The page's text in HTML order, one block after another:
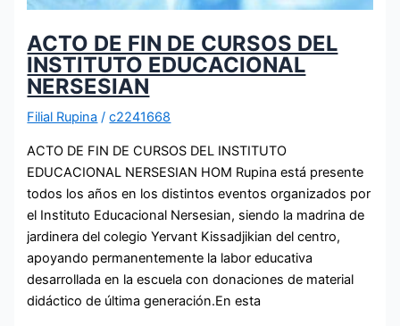
ACTO DE FIN DE CURSOS DEL
INSTITUTO EDUCACIONAL
NERSESIAN
Filial Rupina /c2241668
ACTO DE FIN DE CURSOS DEL INSTITUTO
EDUCACIONAL NERSESIAN HOM Rupina está presente
todos los años en los distintos eventos organizados por
el Instituto Educacional Nersesian, siendo la madrina de
jardinera del colegio Yervant Kissadjikian del centro,
apoyando permanentemente la labor educativa
desarrollada en la escuela con donaciones de material
didáctico de última generación.En esta